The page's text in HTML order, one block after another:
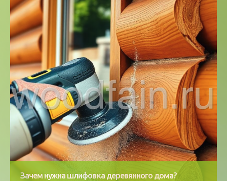
Зачем нужна шлифовка деревянного дома?